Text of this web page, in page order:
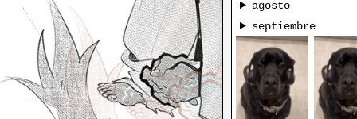
agosto
septiembre